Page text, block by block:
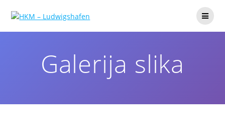
Galerija slika